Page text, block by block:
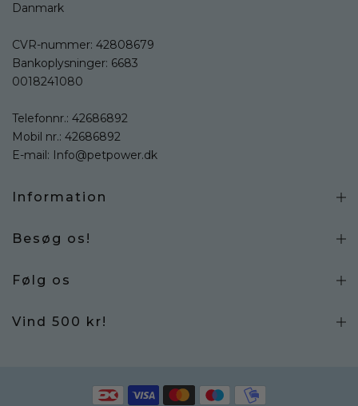
Danmark
CVR-nummer: 42808679
Bankoplysninger: 6683
0018241080
Telefonnr.: 42686892
Mobil nr.: 42686892
E-mail:
Info@petpower.dk
Information
Besøg os!
Følg os
Vind 500 kr!